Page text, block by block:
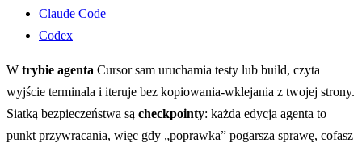
Claude Code
Codex
W trybie agenta Cursor sam uruchamia testy lub build, czyta
wyjście terminala i iteruje bez kopiowania-wklejania z twojej strony.
Siatką bezpieczeństwa są checkpointy: każda edycja agenta to
punkt przywracania, więc gdy „poprawka” pogarsza sprawę, cofasz